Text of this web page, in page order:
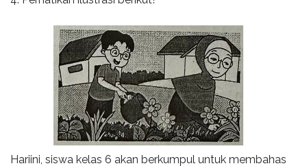
Hariini, siswa kelas 6 akan berkumpul untuk membahas